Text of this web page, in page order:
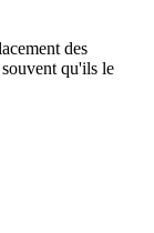
des
qu'ils le